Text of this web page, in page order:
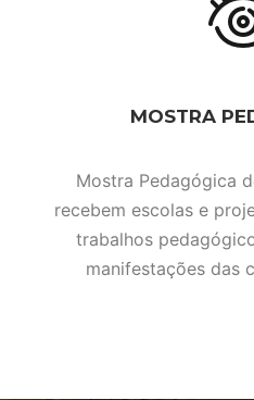
MOSTRA
Mostra Pedagógica
recebem escolas e
trabalhos
manifestações das